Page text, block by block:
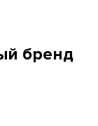
бренд